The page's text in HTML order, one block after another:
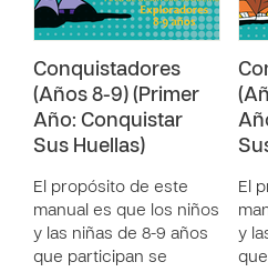
Conquistadores
(Años 8-9) (Primer
Año: Conquistar
Sus Huellas)
El propósito de este
manual es que los niños
y las niñas de 8-9 años
que participan se
El
y